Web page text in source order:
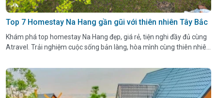
Top 7 Homestay Na Hang gần gũi với thiên nhiên Tây Bắc
Khám phá top homestay Na Hang đẹp, giá rẻ, tiện nghi đầy đủ cùng
Atravel. Trải nghiệm cuộc sống bản làng, hòa mình cùng thiên nhiên